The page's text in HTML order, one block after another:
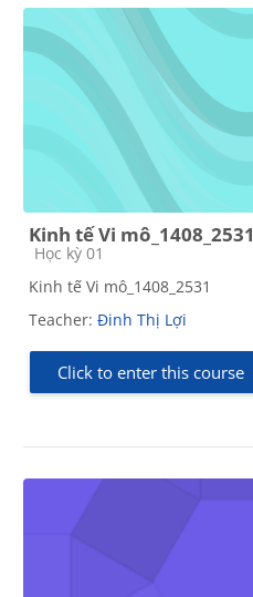
Kinh tế Vi mô_1408_2531
Course category
Học kỳ 01
Kinh tế Vi mô_1408_2531
Teacher: Đinh Thị Lợi
Click to enter this course